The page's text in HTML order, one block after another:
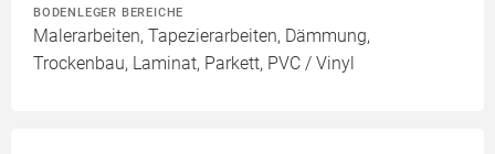
BODENLEGER BEREICHE
Malerarbeiten, Tapezierarbeiten, Dämmung,
Trockenbau, Laminat, Parkett, PVC / Vinyl